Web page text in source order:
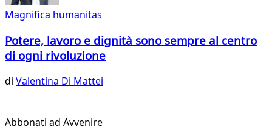
Magnifica humanitas
Potere, lavoro e dignità sono sempre al centro
di ogni rivoluzione
di Valentina Di Mattei
Abbonati ad Avvenire